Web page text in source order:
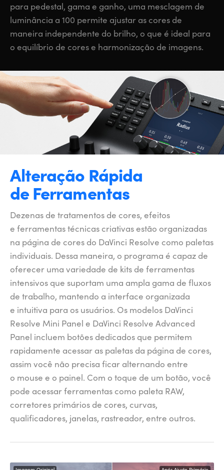
para pedestal, gama e ganho, uma mesclagem de
luminância a 100 permite ajustar as cores de
maneira independente do brilho, o que é ideal para
o equilíbrio de cores e harmonização de imagens.
Alteração Rápida
de Ferramentas
Dezenas de tratamentos de cores, efeitos
e ferramentas técnicas criativas estão organizadas
na página de cores do DaVinci Resolve como paletas
individuais. Dessa maneira, o programa é capaz de
oferecer uma variedade de kits de ferramentas
intensivos que suportam uma ampla gama de fluxos
de trabalho, mantendo a interface organizada
e intuitiva para os usuários. Os modelos DaVinci
Resolve Mini Panel e DaVinci Resolve Advanced
Panel incluem botões dedicados que permitem
rapidamente acessar as paletas da página de cores,
assim você não precisa ficar alternando entre
o mouse e o painel. Com o toque de um botão, você
pode acessar ferramentas como paleta RAW,
corretores primários de cores, curvas,
qualificadores, janelas, rastreador, entre outros.